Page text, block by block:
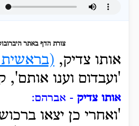
צורת הדף באתר
אותו צדיק, (בראשית
'ועבדום וענו אותם',
אותו צדיק - אברהם:
'ואחרי כן יצאו